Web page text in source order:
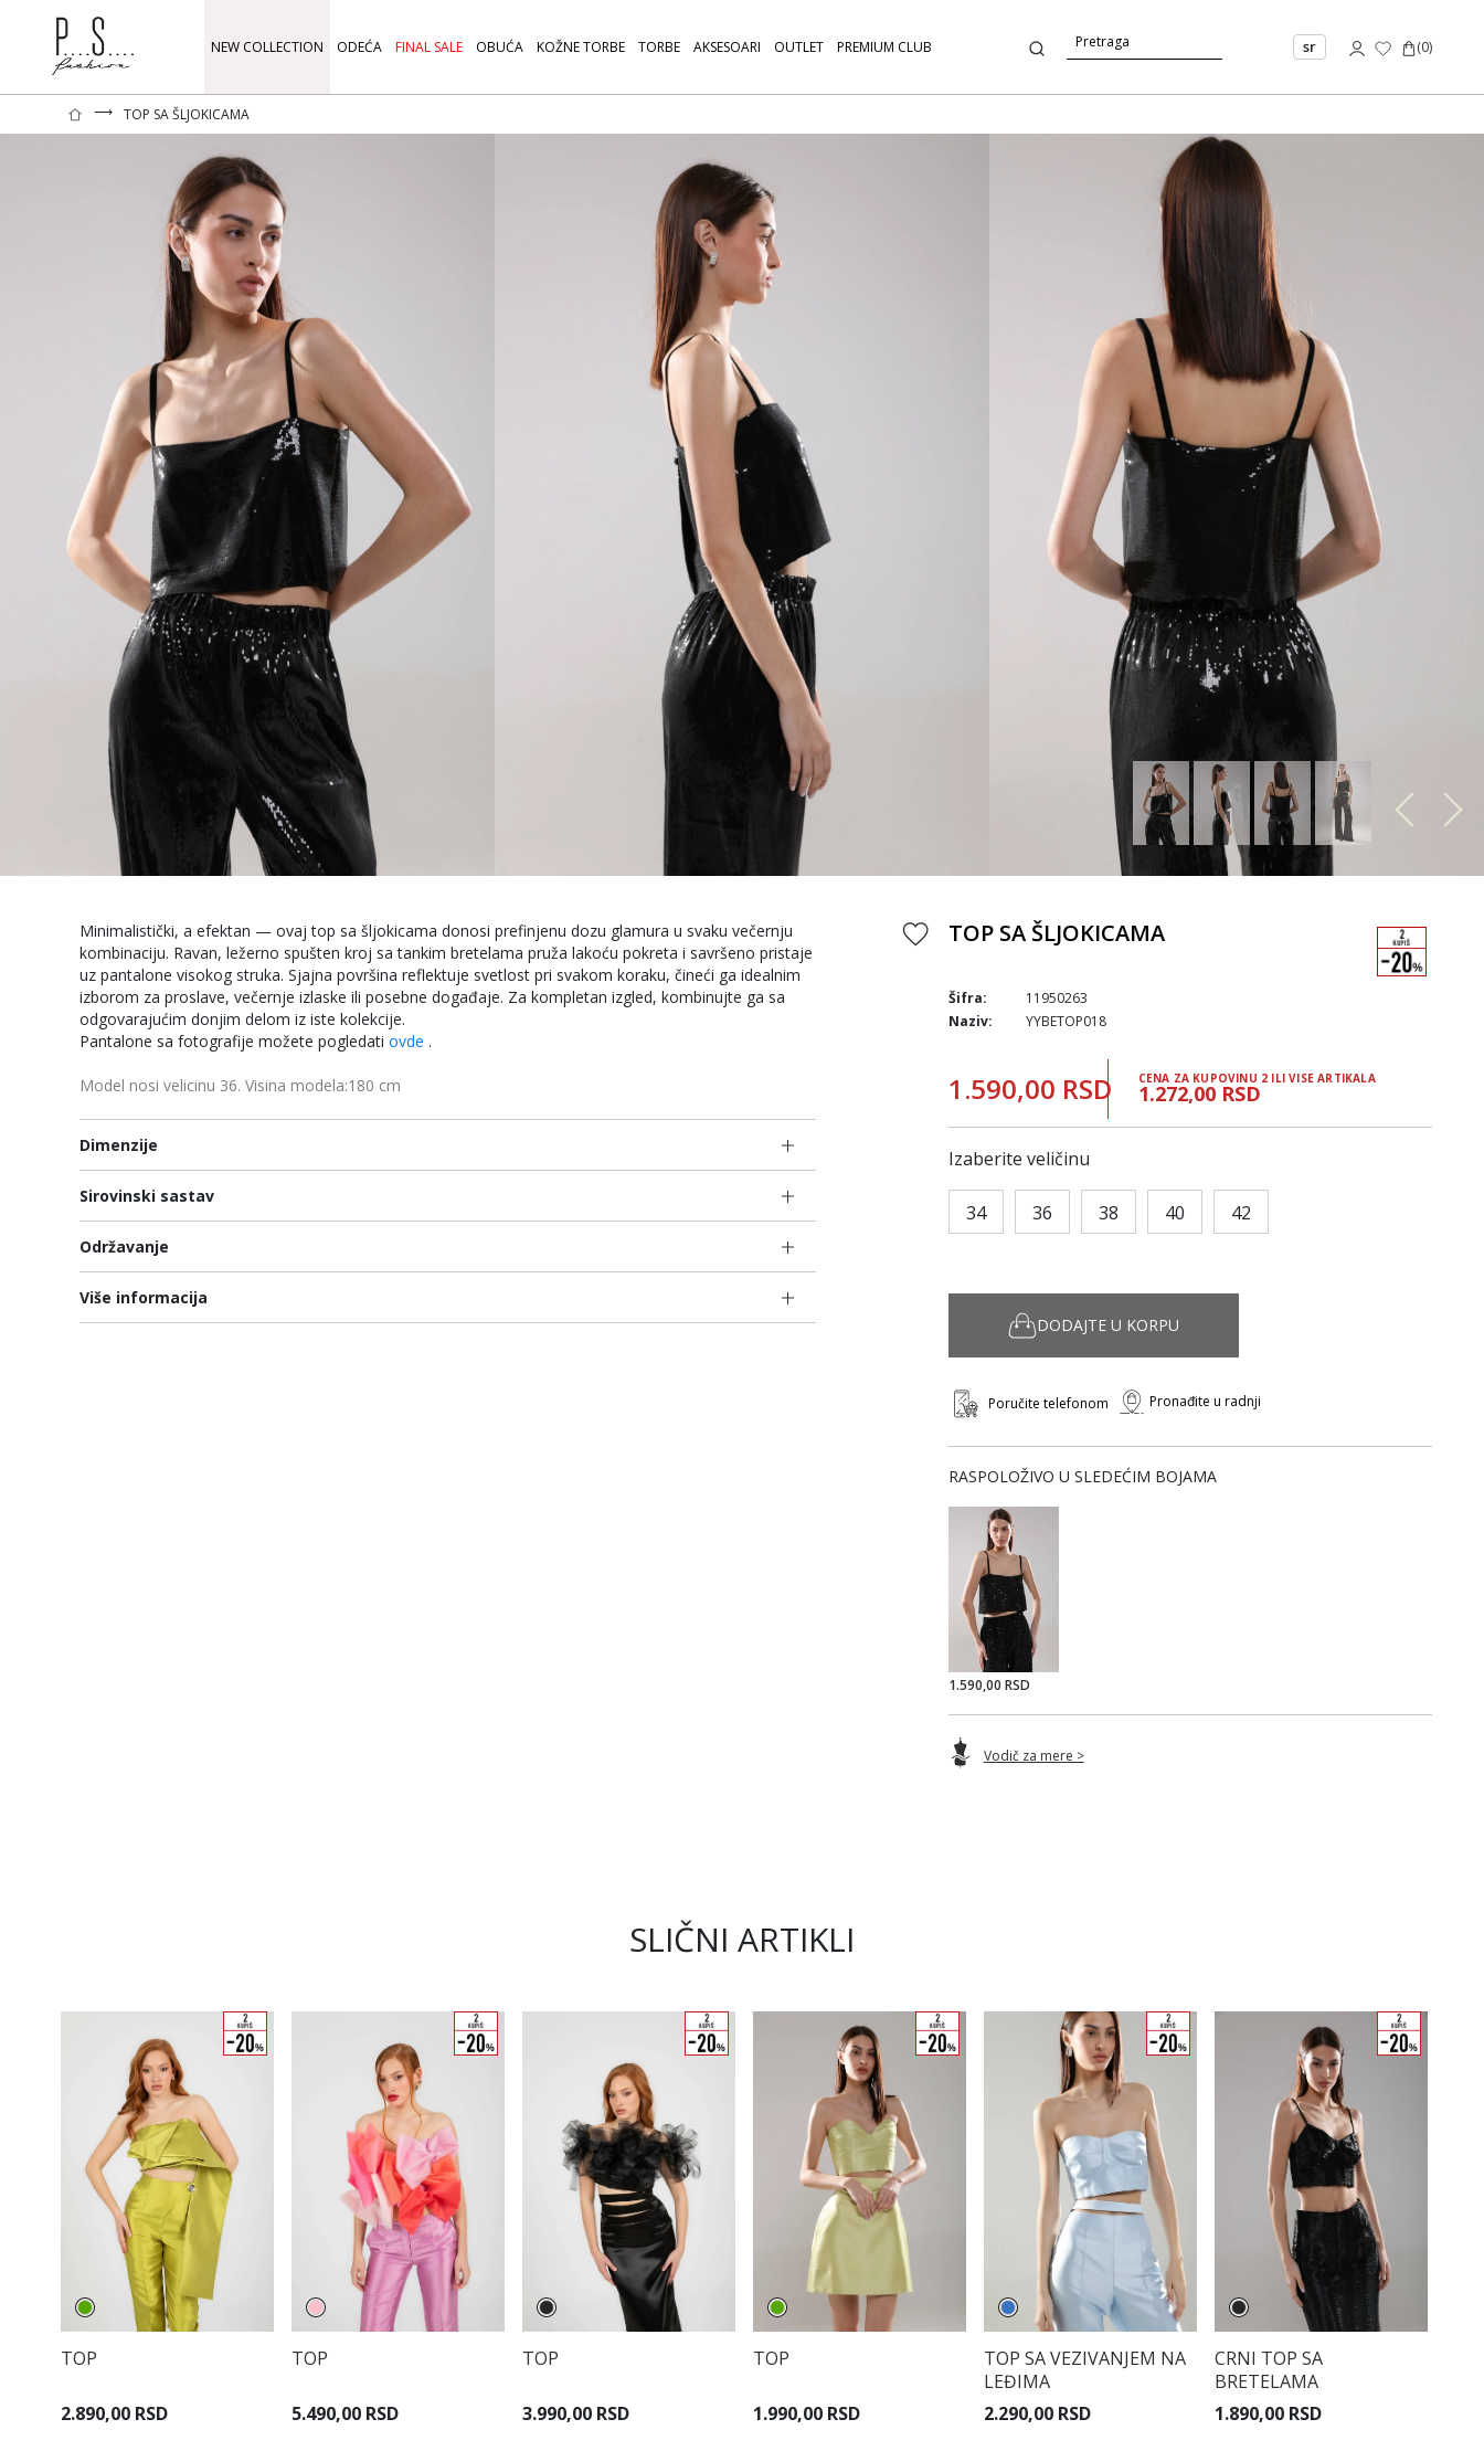
NEW COLLECTION ODEĆA FINAL SALE OBUĆA KOŽNE TORBE TORBE AKSESOARI OUTLET PREMIUM CLUB sr (0)
⟶ TOP SA ŠLJOKICAMA
Minimalistički, a efektan — ovaj top sa šljokicama donosi prefinjenu dozu glamura u svaku večernju
kombinaciju. Ravan, ležerno spušten kroj sa tankim bretelama pruža lakoću pokreta i savršeno pristaje
uz pantalone visokog struka. Sjajna površina reflektuje svetlost pri svakom koraku, čineći ga idealnim
izborom za proslave, večernje izlaske ili posebne događaje. Za kompletan izgled, kombinujte ga sa
odgovarajućim donjim delom iz iste kolekcije.
Pantalone sa fotografije možete pogledatiovde .
Model nosi velicinu 36. Visina modela:180 cm
Dimenzije
Sirovinski sastav
Održavanje
Više informacija
TOP SA ŠLJOKICAMA
Šifra:
11950263
Naziv:
YYBETOP018
1.590,00 RSD CENA ZA KUPOVINU 2 ILI VISE ARTIKALA
1.272,00 RSD
Izaberite veličinu
34 36 38 40 42
DODAJTE U KORPU
Poručite telefonom Pronađite u radnji
RASPOLOŽIVO U SLEDEĆIM BOJAMA
1.590,00 RSD
Vodič za mere >
SLIČNI ARTIKLI
TOP
2.890,00 RSD
TOP
5.490,00 RSD
TOP
3.990,00 RSD
TOP
1.990,00 RSD
TOP SA VEZIVANJEM NA
LEĐIMA
2.290,00 RSD
CRNI TOP SA
BRETELAMA
1.890,00 RSD